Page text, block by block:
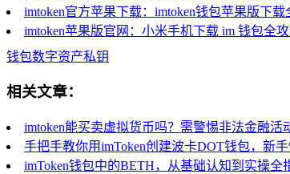
imtoken官方苹果下载：imtoken钱包苹果版下载
imtoken苹果版官网：小米手机下载 im 钱包全
钱包数字资产私钥
相关文章：
imtoken能买卖虚拟货币吗？需警惕非法金融活
手把手教你用imToken创建波卡DOT钱包，新
imToken钱包中的BETH，从基础认知到实操全